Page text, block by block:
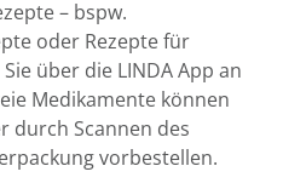
– bspw.
oder Rezepte für
über die LINDA App an
Medikamente können
durch Scannen des
vorbestellen.